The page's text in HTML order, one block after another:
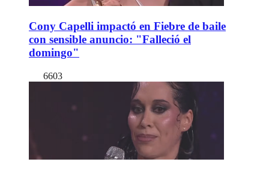
Cony Capelli impactó en Fiebre de baile
con sensible anuncio: "Falleció el
domingo"
6603